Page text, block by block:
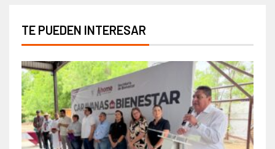
TE PUEDEN INTERESAR